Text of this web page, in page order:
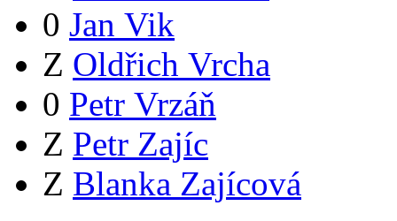
0 Jan Vik
Z Oldřich Vrcha
0 Petr Vrzáň
Z Petr Zajíc
Z Blanka Zajícová